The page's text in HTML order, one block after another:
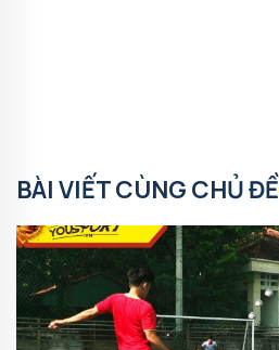
BÀI VIẾT CÙNG CHỦ ĐỀ